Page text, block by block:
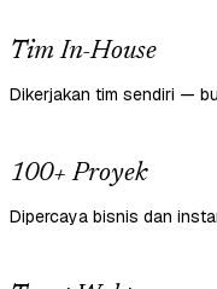
Tim In-House
Dikerjakan tim sendiri —
100+ Proyek
Dipercaya bisnis dan